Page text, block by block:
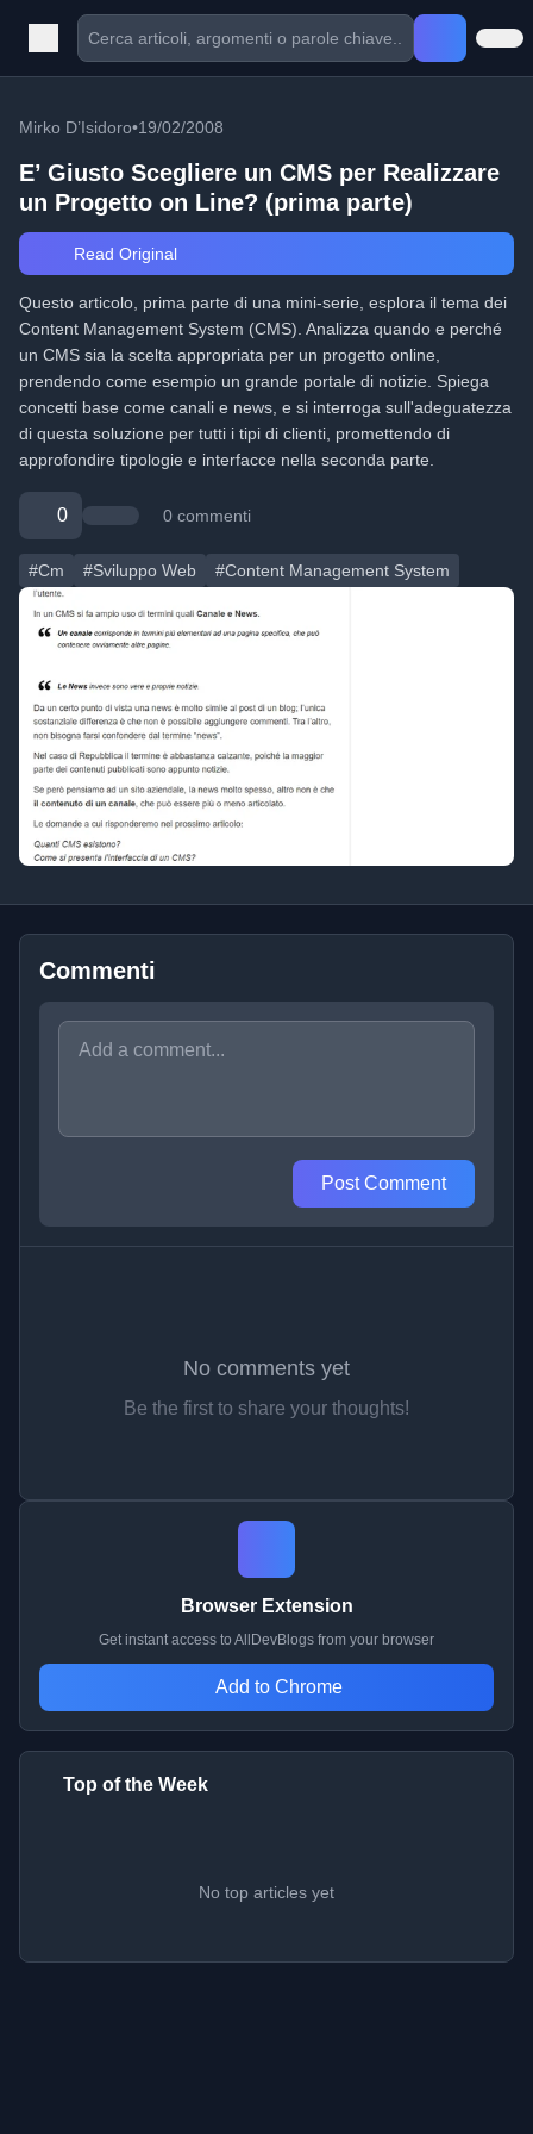
Mirko D’Isidoro•19/02/2008
E’ Giusto Scegliere un CMS per Realizzare
un Progetto on Line? (prima parte)
Read Original
Questo articolo, prima parte di una mini-serie, esplora il tema dei
Content Management System (CMS). Analizza quando e perché
un CMS sia la scelta appropriata per un progetto online,
prendendo come esempio un grande portale di notizie. Spiega
concetti base come canali e news, e si interroga sull'adeguatezza
di questa soluzione per tutti i tipi di clienti, promettendo di
approfondire tipologie e interfacce nella seconda parte.
0 0 commenti
#Cm #Sviluppo Web #Content Management System
Commenti
Post Comment
No comments yet
Be the first to share your thoughts!
Browser Extension
Get instant access to AllDevBlogs from your browser
Add to Chrome
Top of the Week
No top articles yet